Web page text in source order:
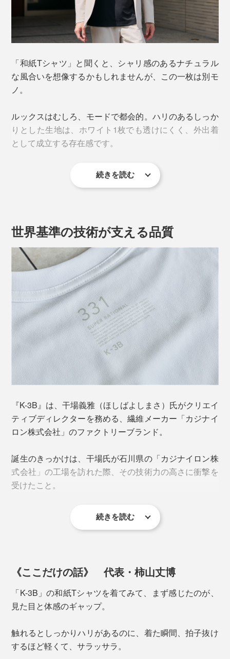
ポイントは、和紙由来の繊維とポリエステルのハイブリ
ッド素材。
和紙が、汗だけでなく“汗になる前の湿気”も吸い込み、
極細ポリエステルのスキマに引き込んで拡散。
肌の湿度をいい塩梅にキープします。
ともありません。
『K-3B』の和紙糸は、自社で独自開発したオリジナル素
材。
ポリエステルの芯糸に極細の紙のテープを被せ、さらに
外側にポリエステル糸を巻きつけています。
ステルで中と外から優しくカバーし、繊細に撚りをかけ
理由。
和紙×ポリエステルの調湿機能によって、肌の水分を奪
いすぎたり、汗冷えを招くことなく、ベタつきを抑える
い。
「和紙Tシャツ」と聞くと、シャリ感のあるナチュラル
な風合いを想像するかもしれませんが、この一枚は別モ
ノ。
ルックスはむしろ、モードで都会的。ハリのあるしっか
りとした生地は、ホワイト1枚でも透けにくく、外出着
として成立する存在感です。
この質感を生み出しているのが、「プレーティング編
ソフトな極細ポリエステル糸の裏側に和紙糸を重ね、2
本を同時に編み上げることで、1枚でありながら“2層構
造”に。
薄いグレーがポリエステル、濃いグレーが和紙糸
表は、きめ細やかでとろみのあるポリエステル。
裏は、ドライな和紙糸。
肌は森林浴のサラリ感、見た目は都会的。着心地とルッ
クス、そのどちらも妥協しない設計です。
続きを読む
世界基準の技術が支える品質
『K-3B』は、干場義雅（ほしばよしまさ）氏がクリエイ
ティブディレクターを務める、繊維メーカー「カジナイ
ロン株式会社」のファクトリーブランド。
誕生のきっかけは、干場氏が石川県の「カジナイロン株
式会社」の工場を訪れた際、その技術力の高さに衝撃を
受けたこと。
続きを読む
《ここだけの話》 代表・柿山丈博
「K-3B」の和紙Tシャツを着てみて、まず感じたのが、
見た目と体感のギャップ。
触れるとしっかりハリがあるのに、着た瞬間、拍子抜け
するほど軽くて、サラッサラ。